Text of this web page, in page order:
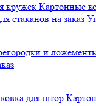
кружек Картонные
стаканов на заказ
и
для штор